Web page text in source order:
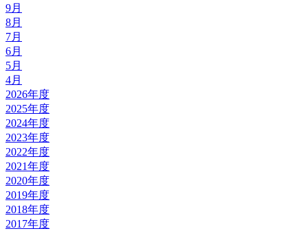
9月
8月
7月
6月
5月
4月
2026年度
2025年度
2024年度
2023年度
2022年度
2021年度
2020年度
2019年度
2018年度
2017年度